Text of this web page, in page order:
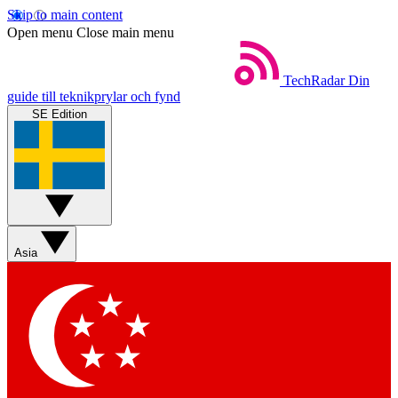
Skip to main content
Open menu Close main menu
TechRadar Din
guide till teknikprylar och fynd
SE Edition
Asia